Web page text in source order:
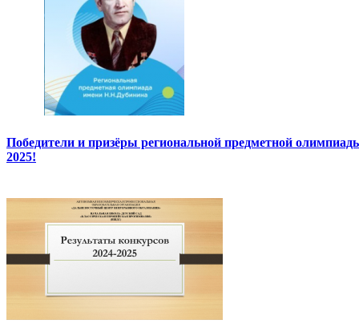
Победители и призёры региональной предметной
2025!